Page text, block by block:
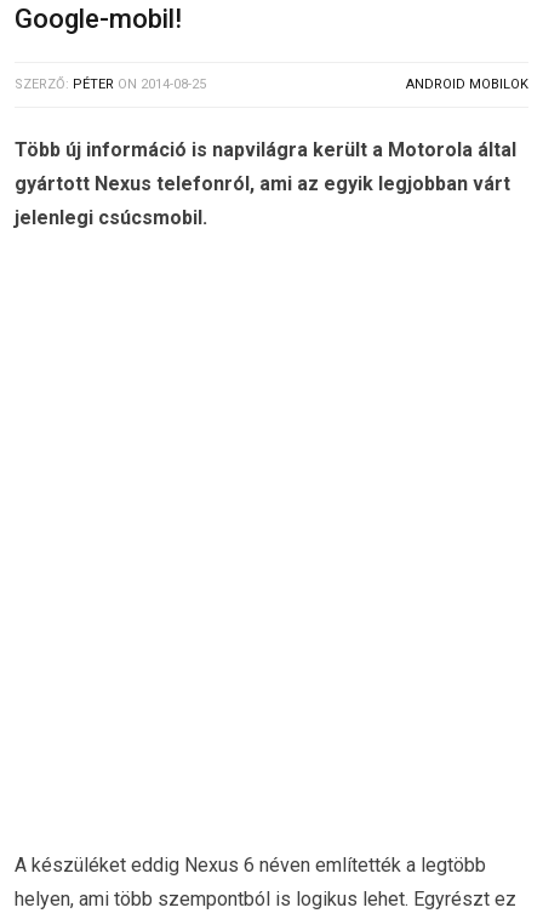
Google-mobil!
SZERZŐ: PÉTER ON 2014-08-25 ANDROID MOBILOK
Több új információ is napvilágra került a Motorola által
gyártott Nexus telefonról, ami az egyik legjobban várt
jelenlegi csúcsmobil.
A készüléket eddig Nexus 6 néven említették a legtöbb
helyen, ami több szempontból is logikus lehet. Egyrészt ez